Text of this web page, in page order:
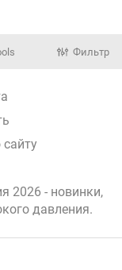
Фильтр
2026 - новинки,
давления.